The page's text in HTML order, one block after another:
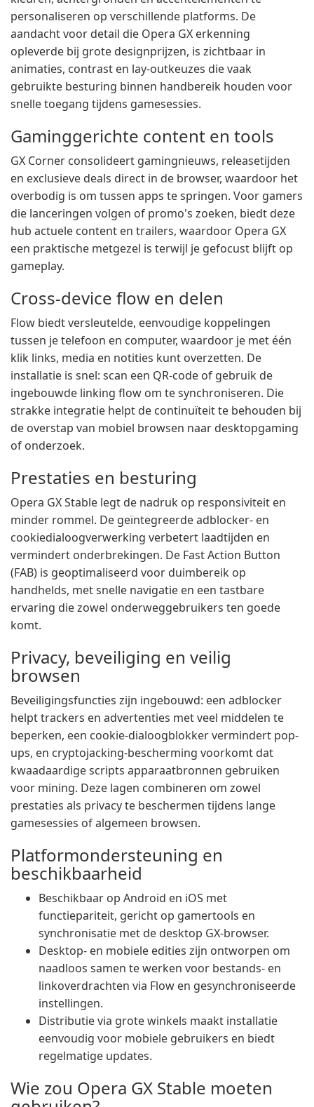
personaliseren op verschillende platforms. De
aandacht voor detail die Opera GX erkenning
opleverde bij grote designprijzen, is zichtbaar in
animaties, contrast en lay-outkeuzes die vaak
gebruikte besturing binnen handbereik houden voor
snelle toegang tijdens gamesessies.
Gaminggerichte content en tools
GX Corner consolideert gamingnieuws, releasetijden
en exclusieve deals direct in de browser, waardoor het
overbodig is om tussen apps te springen. Voor gamers
die lanceringen volgen of promo's zoeken, biedt deze
hub actuele content en trailers, waardoor Opera GX
een praktische metgezel is terwijl je gefocust blijft op
gameplay.
Cross-device flow en delen
Flow biedt versleutelde, eenvoudige koppelingen
tussen je telefoon en computer, waardoor je met één
klik links, media en notities kunt overzetten. De
installatie is snel: scan een QR-code of gebruik de
ingebouwde linking flow om te synchroniseren. Die
strakke integratie helpt de continuïteit te behouden bij
de overstap van mobiel browsen naar desktopgaming
of onderzoek.
Prestaties en besturing
Opera GX Stable legt de nadruk op responsiviteit en
minder rommel. De geïntegreerde adblocker- en
cookiedialoogverwerking verbetert laadtijden en
vermindert onderbrekingen. De Fast Action Button
(FAB) is geoptimaliseerd voor duimbereik op
handhelds, met snelle navigatie en een tastbare
ervaring die zowel onderweggebruikers ten goede
komt.
Privacy, beveiliging en veilig
browsen
Beveiligingsfuncties zijn ingebouwd: een adblocker
helpt trackers en advertenties met veel middelen te
beperken, een cookie-dialoogblokker vermindert pop-
ups, en cryptojacking-bescherming voorkomt dat
kwaadaardige scripts apparaatbronnen gebruiken
voor mining. Deze lagen combineren om zowel
prestaties als privacy te beschermen tijdens lange
gamesessies of algemeen browsen.
Platformondersteuning en
beschikbaarheid
Beschikbaar op Android en iOS met
functiepariteit, gericht op gamertools en
synchronisatie met de desktop GX-browser.
Desktop- en mobiele edities zijn ontworpen om
naadloos samen te werken voor bestands- en
linkoverdrachten via Flow en gesynchroniseerde
instellingen.
Distributie via grote winkels maakt installatie
eenvoudig voor mobiele gebruikers en biedt
regelmatige updates.
Wie zou Opera GX Stable moeten